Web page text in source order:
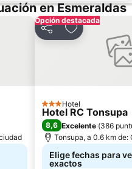
en Esmeraldas
Opción destacada
CompartirAgregar a
3 Estrellas
Hotel
Hotel RC Tonsupa
8,6 Excelente (386
Tonsupa, a 0.6 km de:
Elige fechas para
exactos